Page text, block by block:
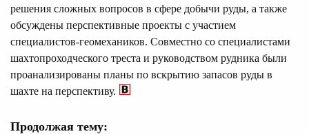
решения сложных вопросов в сфере добычи руды, а также
обсуждены перспективные проекты с участием
специалистов-геомехаников. Совместно со специалистами
шахтопроходческого треста и руководством рудника были
проанализированы планы по вскрытию запасов руды в
шахте на перспективу.
Продолжая тему: